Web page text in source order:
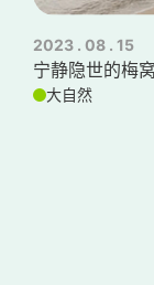
2023 . 08 . 15
宁静隐世的梅
大自然